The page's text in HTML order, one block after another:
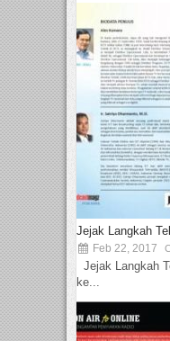
Jejak Langkah
Feb 22, 2017
Jejak Langkah
ke...